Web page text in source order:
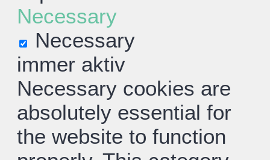
Necessary
Necessary
immer aktiv
Necessary cookies are
absolutely essential for
the website to function